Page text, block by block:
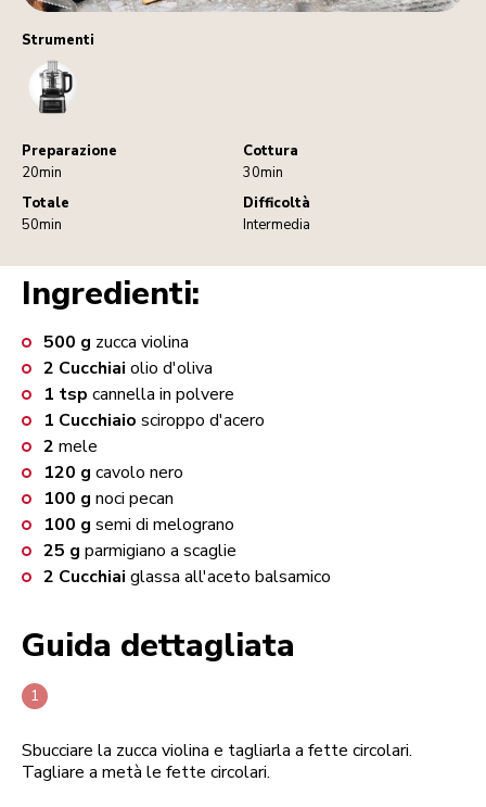
Strumenti
FoodProcessor
Preparazione
20min
Cottura
30min
Totale
50min
Difficoltà
Intermedia
Ingredienti:
500 g zucca violina
2 Cucchiai olio d'oliva
1 tsp cannella in polvere
1 Cucchiaio sciroppo d'acero
2 mele
120 g cavolo nero
100 g noci pecan
100 g semi di melograno
25 g parmigiano a scaglie
2 Cucchiai glassa all'aceto balsamico
Guida dettagliata
Sbucciare la zucca violina e tagliarla a fette circolari.
Tagliare a metà le fette circolari.